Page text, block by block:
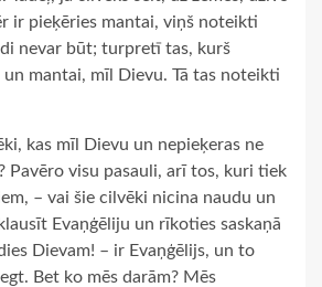
ir pieķēries mantai, viņš noteikti
nevar būt; turpretī tas, kurš
un mantai, mīl Dievu. Tā tas noteikti
kas mīl Dievu un nepieķeras ne
Pavēro visu pasauli, arī tos, kuri tiek
– vai šie cilvēki nicina naudu un
Evaņģēliju un rīkoties saskaņā
Dievam! – ir Evaņģēlijs, un to
Bet ko mēs darām? Mēs